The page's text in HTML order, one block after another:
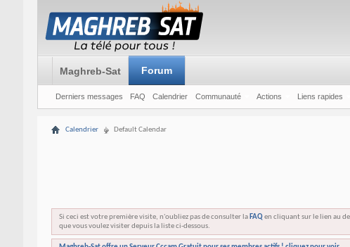
Maghreb-Sat Forum
Derniers messages FAQ Calendrier Communauté Actions Liens rapides
Calendrier Default Calendar
Si ceci est votre première visite, n'oubliez pas de consulter la FAQen cliquant sur le lien au
que vous voulez visiter depuis la liste ci-dessous.